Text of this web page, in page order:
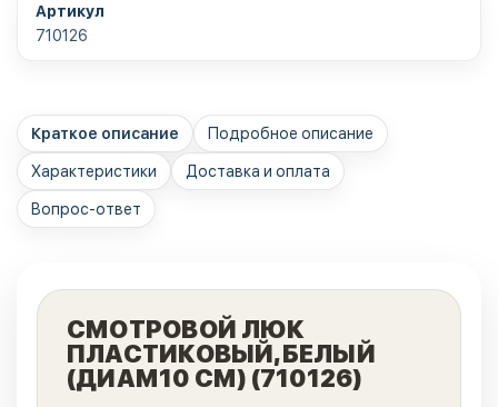
Артикул
710126
Краткое описание Подробное описание
Характеристики Доставка и оплата
Вопрос-ответ
СМОТРОВОЙ ЛЮК
ПЛАСТИКОВЫЙ,БЕЛЫЙ
(ДИАМ10 СМ) (710126)